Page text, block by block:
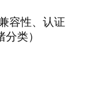
容性、认证
分类）